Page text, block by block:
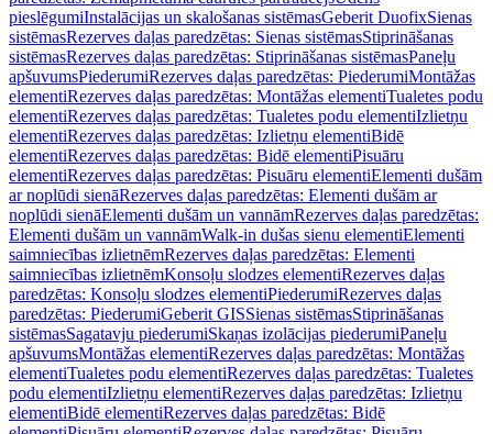
pieslēgumiInstalācijas un skalošanas sistēmasGeberit DuofixSienas
sistēmasRezerves daļas paredzētas: Sienas sistēmasStiprināšanas
sistēmasRezerves daļas paredzētas: Stiprināšanas sistēmasPaneļu
apšuvumsPiederumiRezerves daļas paredzētas: PiederumiMontāžas
elementiRezerves daļas paredzētas: Montāžas elementiTualetes podu
elementiRezerves daļas paredzētas: Tualetes podu elementiIzlietņu
elementiRezerves daļas paredzētas: Izlietņu elementiBidē
elementiRezerves daļas paredzētas: Bidē elementiPisuāru
elementiRezerves daļas paredzētas: Pisuāru elementiElementi dušām
ar noplūdi sienāRezerves daļas paredzētas: Elementi dušām ar
noplūdi sienāElementi dušām un vannāmRezerves daļas paredzētas:
Elementi dušām un vannāmWalk-in dušas sienu elementiElementi
saimniecības izlietnēmRezerves daļas paredzētas: Elementi
saimniecības izlietnēmKonsoļu slodzes elementiRezerves daļas
paredzētas: Konsoļu slodzes elementiPiederumiRezerves daļas
paredzētas: PiederumiGeberit GISSienas sistēmasStiprināšanas
sistēmasSagatavju piederumiSkaņas izolācijas piederumiPaneļu
apšuvumsMontāžas elementiRezerves daļas paredzētas: Montāžas
elementiTualetes podu elementiRezerves daļas paredzētas: Tualetes
podu elementiIzlietņu elementiRezerves daļas paredzētas: Izlietņu
elementiBidē elementiRezerves daļas paredzētas: Bidē